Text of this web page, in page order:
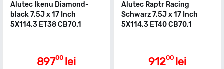
Alutec Ikenu Diamond-
black 7.5J x 17 Inch
5X114.3 ET38 CB70.1
89700 lei
Alutec Raptr Racing
Schwarz 7.5J x 17 Inch
5X114.3 ET40 CB70.1
91200 lei